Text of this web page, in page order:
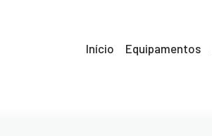
Início Equipamentos